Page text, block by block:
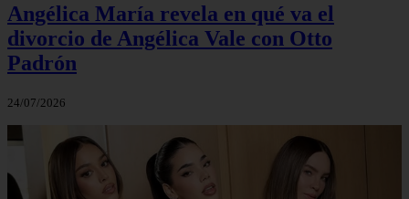
Angélica María revela en qué va el
divorcio de Angélica Vale con Otto
Padrón
24/07/2026